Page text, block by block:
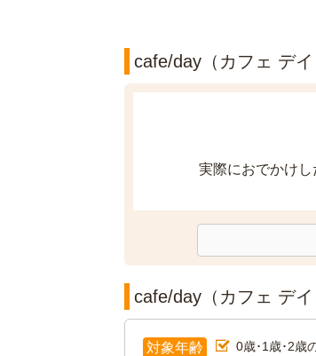
cafe/day（カフェ デ
実際におでかけし
cafe/day（カフェ デ
対象年齢 0歳･1歳･2歳